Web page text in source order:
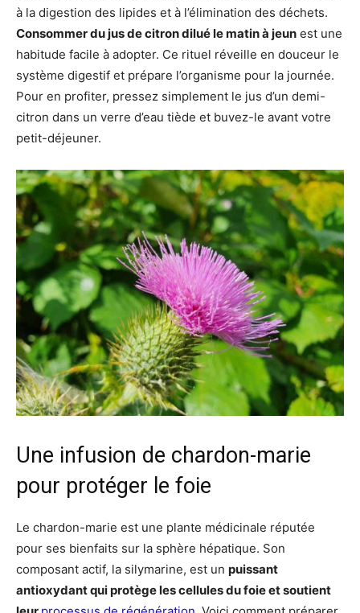
à la digestion des lipides et à l’élimination des déchets.
Consommer du jus de citron dilué le matin à jeun est une
habitude facile à adopter. Ce rituel réveille en douceur le
système digestif et prépare l’organisme pour la journée.
Pour en profiter, pressez simplement le jus d’un demi-
citron dans un verre d’eau tiède et buvez-le avant votre
petit-déjeuner.
Une infusion de chardon-marie
pour protéger le foie
Le chardon-marie est une plante médicinale réputée
pour ses bienfaits sur la sphère hépatique. Son
composant actif, la silymarine, est un puissant
antioxydant qui protège les cellules du foie et soutient